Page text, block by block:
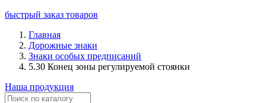
быстрый заказ товаров
Главная
Дорожные знаки
Знаки особых предписаний
5.30 Конец зоны регулируемой стоянки
Наша продукция